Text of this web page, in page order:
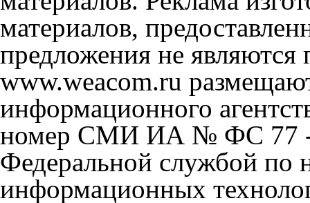
материалов,
предложения не
www.weacom.ru
информационного
номер СМИ ИА № ФС 77 -
Федеральной службой по
информационных